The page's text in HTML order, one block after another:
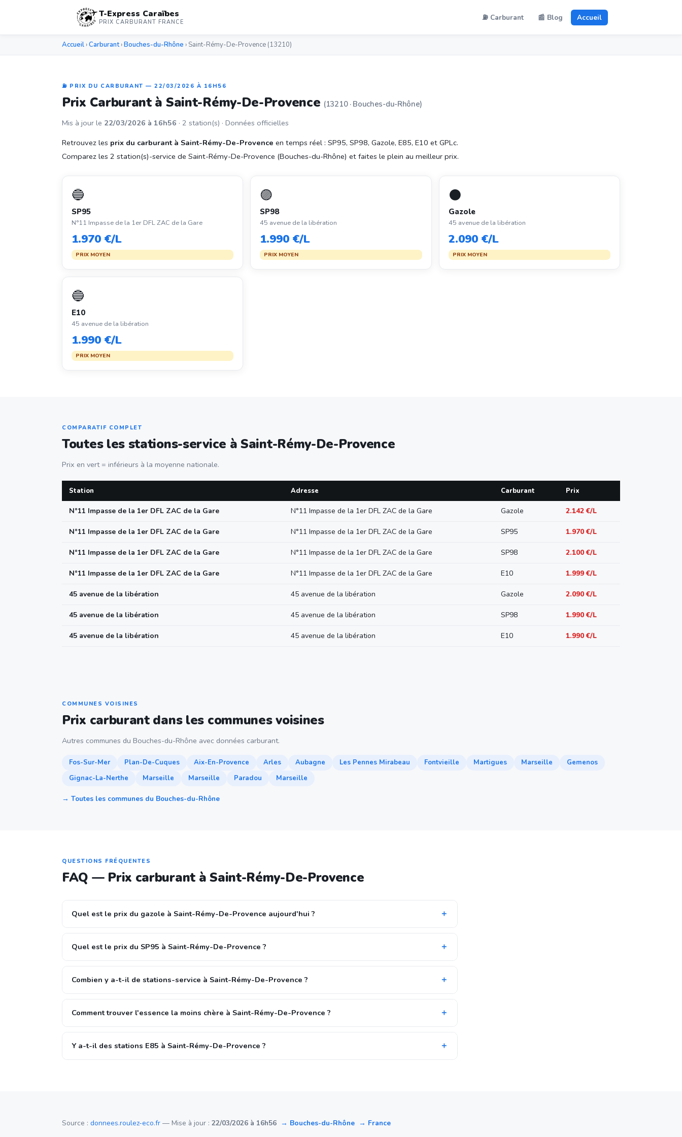
T-Express Caraïbes
PRIX CARBURANT FRANCE ⛽ Carburant 📰 Blog Accueil
Accueil ›Carburant›Bouches-du-Rhône › Saint-Rémy-De-Provence (13210)
⛽ PRIX DU CARBURANT — 22/03/2026 À 16H56
Prix Carburant à Saint-Rémy-De-Provence (13210 · Bouches-du-Rhône)
Mis à jour le 22/03/2026 à 16h56 · 2 station(s) · Données officielles
Retrouvez les prix du carburant à Saint-Rémy-De-Provence en temps réel : SP95, SP98, Gazole, E85, E10 et GPLc.
Comparez les 2 station(s)-service de Saint-Rémy-De-Provence (Bouches-du-Rhône) et faites le plein au meilleur prix.
🔵
SP95
N°11 Impasse de la 1er DFL ZAC de la Gare
1.970 €/L
PRIX MOYEN
🟣
SP98
45 avenue de la libération
1.990 €/L
PRIX MOYEN
⚫
Gazole
45 avenue de la libération
2.090 €/L
PRIX MOYEN
🔵
E10
45 avenue de la libération
1.990 €/L
PRIX MOYEN
COMPARATIF COMPLET
Toutes les stations-service à Saint-Rémy-De-Provence
Prix en vert = inférieurs à la moyenne nationale.
Station Adresse Carburant Prix
N°11 Impasse de la 1er DFL ZAC de la Gare N°11 Impasse de la 1er DFL ZAC de la Gare Gazole 2.142 €/L
N°11 Impasse de la 1er DFL ZAC de la Gare N°11 Impasse de la 1er DFL ZAC de la Gare SP95 1.970 €/L
N°11 Impasse de la 1er DFL ZAC de la Gare N°11 Impasse de la 1er DFL ZAC de la Gare SP98 2.100 €/L
N°11 Impasse de la 1er DFL ZAC de la Gare N°11 Impasse de la 1er DFL ZAC de la Gare E10 1.999 €/L
45 avenue de la libération 45 avenue de la libération Gazole 2.090 €/L
45 avenue de la libération 45 avenue de la libération SP98 1.990 €/L
45 avenue de la libération 45 avenue de la libération E10 1.990 €/L
COMMUNES VOISINES
Prix carburant dans les communes voisines
Autres communes du Bouches-du-Rhône avec données carburant.
Fos-Sur-Mer Plan-De-Cuques Aix-En-Provence Arles Aubagne Les Pennes Mirabeau Fontvieille Martigues Marseille
Gemenos
Gignac-La-Nerthe
Marseille Marseille Paradou Marseille
→ Toutes les communes du Bouches-du-Rhône
QUESTIONS FRÉQUENTES
FAQ — Prix carburant à Saint-Rémy-De-Provence
Quel est le prix du gazole à Saint-Rémy-De-Provence aujourd'hui ?
Quel est le prix du SP95 à Saint-Rémy-De-Provence ?
Combien y a-t-il de stations-service à Saint-Rémy-De-Provence ?
Comment trouver l'essence la moins chère à Saint-Rémy-De-Provence ?
Y a-t-il des stations E85 à Saint-Rémy-De-Provence ?
Source : donnees.roulez-eco.fr — Mise à jour : 22/03/2026 à 16h56 → Bouches-du-Rhône → France